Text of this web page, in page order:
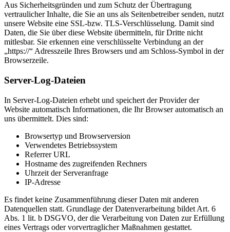
Aus Sicherheitsgründen und zum Schutz der Übertragung
vertraulicher Inhalte, die Sie an uns als Seitenbetreiber senden, nutzt
unsere Website eine SSL-bzw. TLS-Verschlüsselung. Damit sind
Daten, die Sie über diese Website übermitteln, für Dritte nicht
mitlesbar. Sie erkennen eine verschlüsselte Verbindung an der
„https://“ Adresszeile Ihres Browsers und am Schloss-Symbol in der
Browserzeile.
Server-Log-Dateien
In Server-Log-Dateien erhebt und speichert der Provider der
Website automatisch Informationen, die Ihr Browser automatisch an
uns übermittelt. Dies sind:
Browsertyp und Browserversion
Verwendetes Betriebssystem
Referrer URL
Hostname des zugreifenden Rechners
Uhrzeit der Serveranfrage
IP-Adresse
Es findet keine Zusammenführung dieser Daten mit anderen
Datenquellen statt. Grundlage der Datenverarbeitung bildet Art. 6
Abs. 1 lit. b DSGVO, der die Verarbeitung von Daten zur Erfüllung
eines Vertrags oder vorvertraglicher Maßnahmen gestattet.